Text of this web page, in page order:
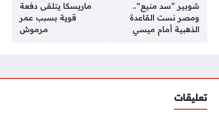
شوبير “سد منيع”..
ومصر نست القاعدة
الذهبية أمام ميسي
ماريسكا يتلقى دفعة
قوية بسبب عمر
مرموش
تعليقات